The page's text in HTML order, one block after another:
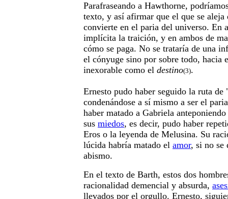
Parafraseando a Hawthorne,
texto, y así afirmar que el que se aleja
convierte en el paria del universo. En
implícita la traición, y en ambos de
cómo se paga. No se trataría de una
el cónyuge sino por sobre todo, hacia
inexorable como el destino(3).
Ernesto pudo haber seguido la ruta
condenándose a sí mismo a ser el
haber matado a Gabriela
sus miedos, es decir, pudo haber
Eros o la leyenda de Melusina. Su
lúcida habría matado el amor, si no se
abismo.
En el texto de Barth, estos dos
racionalidad demencial y absurda,
llevados por el orgullo. Ernesto,